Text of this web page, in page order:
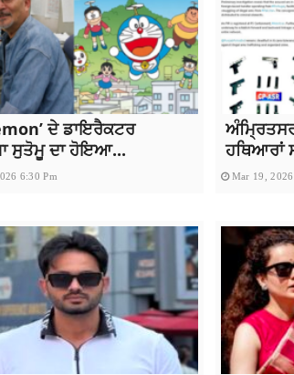
ਦੇ ਡਾਇਰੈਕਟਰ
ਸੁਤੋਮੂ ਦਾ ਹੋਇਆ...
6:30 Pm
ਹਥਿਆਰਾਂ
Mar 19,